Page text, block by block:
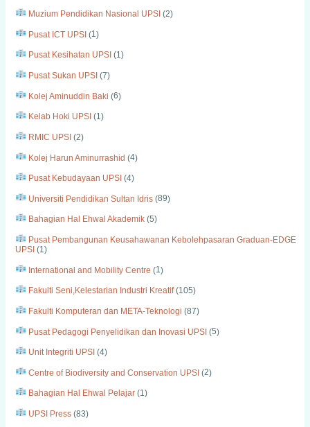
Muzium Pendidikan Nasional UPSI (2)
Pusat ICT UPSI (1)
Pusat Kesihatan UPSI (1)
Pusat Sukan UPSI (7)
Kolej Aminuddin Baki (6)
Kelab Hoki UPSI (1)
RMIC UPSI (2)
Kolej Harun Aminurrashid (4)
Pusat Kebudayaan UPSI (4)
Universiti Pendidikan Sultan Idris (89)
Bahagian Hal Ehwal Akademik (5)
Pusat Pembangunan Keusahawanan Kebolehpasaran Graduan-EDGE
UPSI (1 )
International and Mobility Centre (1)
Fakulti Seni,Kelestarian Industri Kreatif (105)
Fakulti Komputeran dan META-Teknologi (87)
Pusat Pedagogi Penyelidikan dan Inovasi UPSI (5)
Unit Integriti UPSI (4)
Centre of Biodiversity and Conservation UPSI (2)
Bahagian Hal Ehwal Pelajar (1)
UPSI Press (83)